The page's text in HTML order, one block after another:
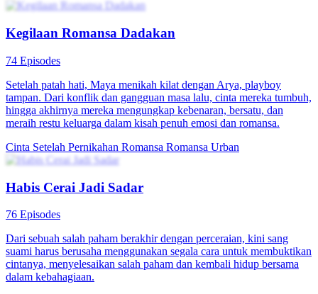
Kegilaan Romansa Dadakan
74 Episodes
Setelah patah hati, Maya menikah kilat dengan Arya, playboy
tampan. Dari konflik dan gangguan masa lalu, cinta mereka tumbuh,
hingga akhirnya mereka mengungkap kebenaran, bersatu, dan
meraih restu keluarga dalam kisah penuh emosi dan romansa.
Cinta Setelah Pernikahan Romansa Romansa Urban
Habis Cerai Jadi Sadar
76 Episodes
Dari sebuah salah paham berakhir dengan perceraian, kini sang
suami harus berusaha menggunakan segala cara untuk membuktikan
cintanya, menyelesaikan salah paham dan kembali hidup bersama
dalam kebahagiaan.